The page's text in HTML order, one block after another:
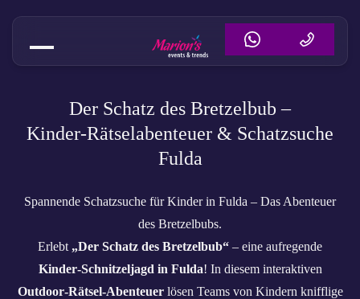
Kinderschnitzeljagd Der
Der Schatz des Bretzelbub –
Kinder‑Rätselabenteuer & Schatzsuche
Fulda
Spannende Schatzsuche für Kinder in Fulda – Das Abenteuer
des Bretzelbubs.
Erlebt „Der Schatz des Bretzelbub“ – eine aufregende
Kinder‑Schnitzeljagd in Fulda! In diesem interaktiven
Outdoor‑Rätsel‑Abenteuerlösen Teams von Kindern knifflige